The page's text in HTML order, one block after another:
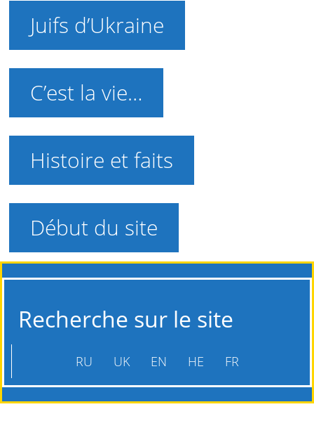
Juifs d’Ukraine
C’est la vie…
Histoire et faits
Début du site
Recherche sur le site
RU UK EN HE FR